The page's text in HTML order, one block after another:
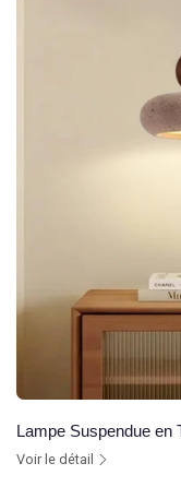
Lampe Suspendue en
Voir le détail